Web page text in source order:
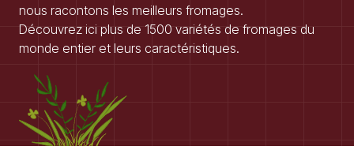
nous racontons les meilleurs fromages.
Découvrez ici plus de 1500 variétés de fromages du
monde entier et leurs caractéristiques.